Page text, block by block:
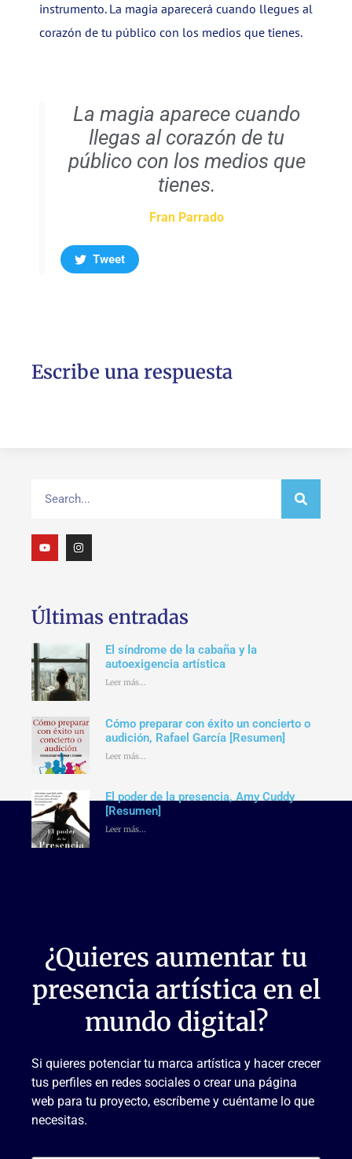
instrumento. La magia aparecerá cuando llegues al
corazón de tu público con los medios que tienes.
La magia aparece cuando
llegas al corazón de tu
público con los medios que
tienes.
Fran Parrado
Tweet
Escribe una respuesta
Últimas entradas
El síndrome de la cabaña y la
autoexigencia artística
Leer más...
Cómo preparar con éxito un concierto o
audición, Rafael García [Resumen]
Leer más...
El poder de la presencia, Amy Cuddy
[Resumen]
Leer más...
¿Quieres aumentar tu
presencia artística en el
mundo digital?
Si quieres potenciar tu marca artística y hacer crecer
tus perfiles en redes sociales o crear una página
web para tu proyecto, escríbeme y cuéntame lo que
necesitas.